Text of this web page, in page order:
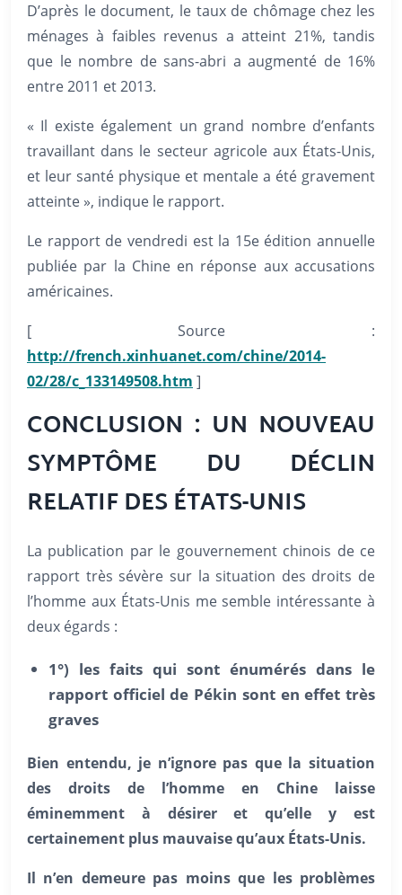
D’après le document, le taux de chômage chez les
ménages à faibles revenus a atteint 21%, tandis
que le nombre de sans-abri a augmenté de 16%
entre 2011 et 2013.
« Il existe également un grand nombre d’enfants
travaillant dans le secteur agricole aux États-Unis,
et leur santé physique et mentale a été gravement
atteinte », indique le rapport.
Le rapport de vendredi est la 15e édition annuelle
publiée par la Chine en réponse aux accusations
américaines.
[ Source :
http://french.xinhuanet.com/chine/2014-
02/28/c_133149508.htm ]
CONCLUSION : UN NOUVEAU
SYMPTÔME DU DÉCLIN
RELATIF DES ÉTATS-UNIS
La publication par le gouvernement chinois de ce
rapport très sévère sur la situation des droits de
l’homme aux États-Unis me semble intéressante à
deux égards :
1°) les faits qui sont énumérés dans le
rapport officiel de Pékin sont en effet très
graves
Bien entendu, je n’ignore pas que la situation
des droits de l’homme en Chine laisse
éminemment à désirer et qu’elle y est
certainement plus mauvaise qu’aux États-Unis.
Il n’en demeure pas moins que les problèmes